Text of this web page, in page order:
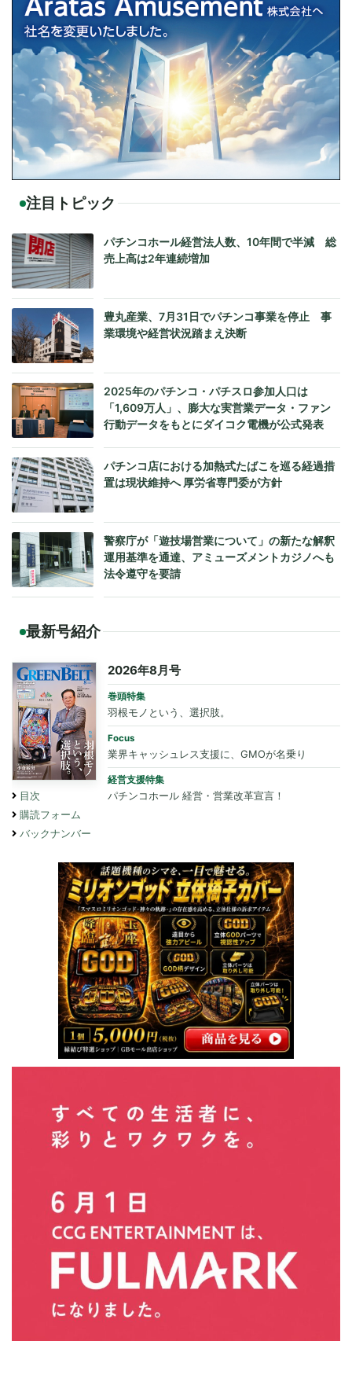
注目トピック
パチンコホール経営法人数、10年間で半減 総
売上高は2年連続増加
豊丸産業、7月31日でパチンコ事業を停止 事
業環境や経営状況踏まえ決断
2025年のパチンコ・パチスロ参加人口は
「1,609万人」、膨大な実営業データ・ファン
行動データをもとにダイコク電機が公式発表
パチンコ店における加熱式たばこを巡る経過措
置は現状維持へ 厚労省専門委が方針
警察庁が「遊技場営業について」の新たな解釈
運用基準を通達、アミューズメントカジノへも
法令遵守を要請
最新号紹介
目次
購読フォーム
バックナンバー
2026年8月号
巻頭特集
羽根モノという、選択肢。
Focus
業界キャッシュレス支援に、GMOが名乗り
経営支援特集
パチンコホール 経営・営業改革宣言！